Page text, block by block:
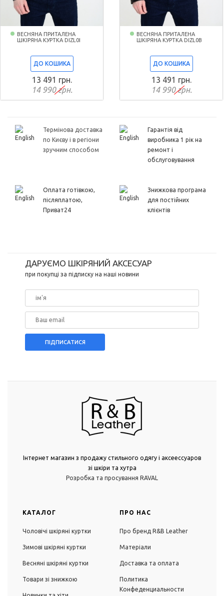
ВЕСНЯНА ПРИТАЛЕНА
ШКІРЯНА КУРТКА DIZL0I
ДО КОШИКА
13 491 грн.
14 990 грн.
ВЕСНЯНА ПРИТАЛЕНА
ШКІРЯНА КУРТКА DIZL0B
ДО КОШИКА
13 491 грн.
14 990 грн.
Термінова доставка
по Києву і в регіони
зручним способом
Гарантія від
виробника 1 рік на
ремонт і
обслуговування
Оплата готівкою,
післяплатою,
Приват24
Знижкова програма
для постійних
клієнтів
ДАРУЄМО ШКІРЯНИЙ АКСЕСУАР
при покупці за підписку на наші новини
Інтернет магазин з продажу стильного одягу і аксеессуаров
зі шкіри та хутра
Розробка та просування RAVAL
КАТАЛОГ
Чоловічі шкіряні куртки
Зимові шкіряні куртки
Весняні шкіряні куртки
Товари зі знижкою
ПРО НАС
Про бренд R&B Leather
Матеріали
Доставка та оплата
Политика
Конфеденциальности